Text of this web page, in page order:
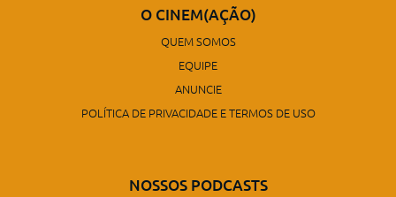
O CINEM(AÇÃO)
QUEM SOMOS
EQUIPE
ANUNCIE
POLÍTICA DE PRIVACIDADE E TERMOS DE USO
NOSSOS PODCASTS